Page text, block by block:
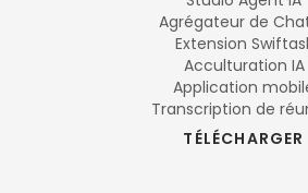
Agrégateur de
Extension
Acculturation IA
Application
Transcription de
TÉLÉCHARGER